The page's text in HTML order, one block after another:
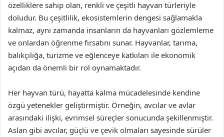
özelliklere sahip olan, renkli ve çeşitli hayvan türleriyle
doludur. Bu çeşitlilik, ekosistemlerin dengesi sağlamakla
kalmaz, aynı zamanda insanların da hayvanları gözlemleme
ve onlardan öğrenme fırsatını sunar. Hayvanlar, tarıma,
balıkçılığa, turizme ve eğlenceye katkıları ile ekonomik
açıdan da önemli bir rol oynamaktadır.
Her hayvan türü, hayatta kalma mücadelesinde kendine
özgü yetenekler geliştirmiştir. Örneğin, avcılar ve avlar
arasındaki ilişki, evrimsel süreçler sonucunda şekillenmiştir.
Aslan gibi avcılar, güçlü ve çevik olmaları sayesinde sürüler